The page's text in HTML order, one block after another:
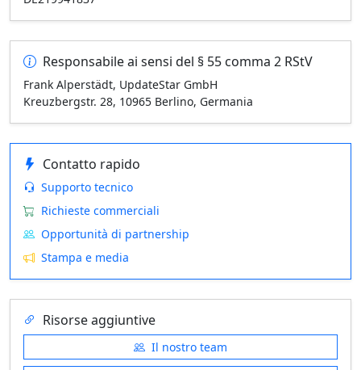
Responsabile ai sensi del § 55 comma 2 RStV
Frank Alperstädt, UpdateStar GmbH
Kreuzbergstr. 28, 10965 Berlino, Germania
Contatto rapido
Supporto tecnico
Richieste commerciali
Opportunità di partnership
Stampa e media
Risorse aggiuntive
Il nostro team